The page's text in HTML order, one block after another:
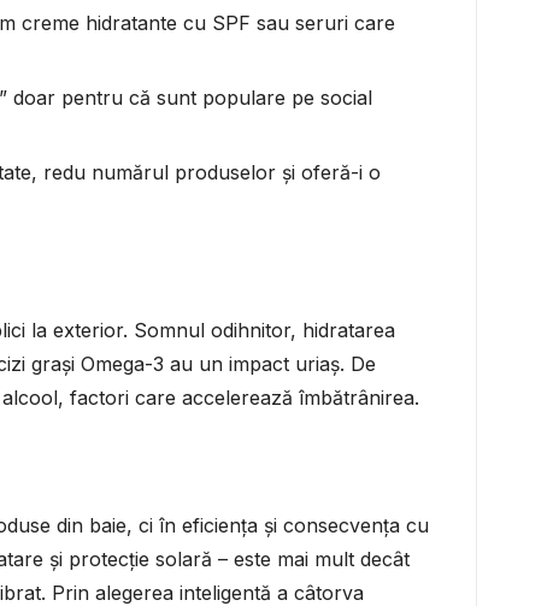
creme hidratante cu SPF sau seruri care
doar pentru că sunt populare pe social
redu numărul produselor și oferă-i o
la exterior. Somnul odihnitor, hidratarea
grași Omega-3 au un impact uriaș. De
factori care accelerează îmbătrânirea.
din baie, ci în eficiența și consecvența cu
și protecție solară – este mai mult decât
Prin alegerea inteligentă a câtorva